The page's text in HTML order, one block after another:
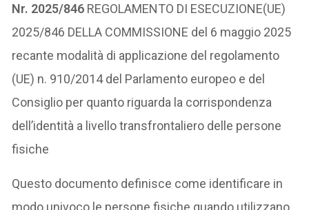
Nr. 2025/846 REGOLAMENTO DI ESECUZIONE(UE)
2025/846 DELLA COMMISSIONE del 6 maggio 2025
recante modalità di applicazione del regolamento
(UE) n. 910/2014 del Parlamento europeo e del
Consiglio per quanto riguarda la corrispondenza
dell’identità a livello transfrontaliero delle persone
fisiche
Questo documento definisce come identificare in
modo univoco le persone fisiche quando utilizzano